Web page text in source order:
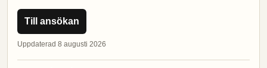
Till ansökan
Uppdaterad 8 augusti 2026